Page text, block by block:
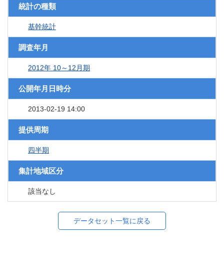
統計の種類
基幹統計
調査年月
2012年 10～12月期
公開年月日時分
2013-02-19 14:00
提供周期
四半期
集計地域区分
該当なし
データセット一覧に戻る